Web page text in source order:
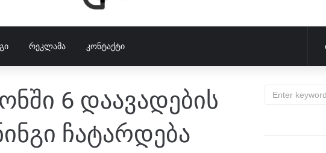
ᲠᲔᲙᲚᲐᲛᲐ ᲙᲝᲜᲢᲐᲥᲢᲘ
6 დაავადების
ჩატარდება